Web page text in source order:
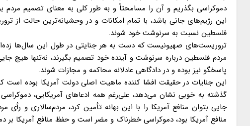
دموکراسی بگذریم و آن را مسامحتاً و به طور کلی به معنای تصمیم
این رژیم‌های جانی باشد، با تمام امکانات و در وحشیانه‌ترین حالت از
فلسطین نسبت به سرنوشت خود شوند.
تروریست‌های صهیونیست که دست به هر جنایتی در طول این سال‌ها زده‌اند
مردم فلسطین درباره سرنوشت و آینده خود تصمیم بگیرند، نه‌تنها هیچ
پاسخگو نیز بوده و در دادگاهی عادلانه محاکمه و مجازات شوند.
این جنایات در حقیقت افشا کننده ماهیت اصلی دولت آمریکا بوده است
گذشته به خوبی نشان می‌دهد، علی‌رغم همه ادعاهای آمریکایی،
جایی بتوان منافع آمریکا را با این بهانه تأمین کرد، مردم‌سالاری و
منافع آمریکا بود، دموکراسی خطرناک و مضر است و حفظ منافع آمریکا بر